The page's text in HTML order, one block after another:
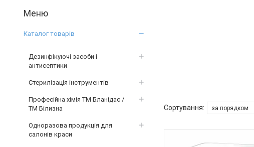
Каталог товарів
Дезинфікуючі засоби і
антисептики
Стерилізація інструментів
Професійна хімія ТМ Бланідас /
ТМ Білизна
Одноразова продукція для
салонів краси